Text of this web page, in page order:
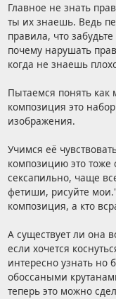
Главное не знать
ты их знаешь. Ведь
правила, что
почему нарушать
когда не знаешь
Пытаемся понять
композиция это
изображения.
Учимся её
композицию это тоже
сексапильно, чаще
фетиши, рисуйте
композиция, а кто
А существует ли она
если хочется
интересно узнать но
обоссаными
теперь это можно